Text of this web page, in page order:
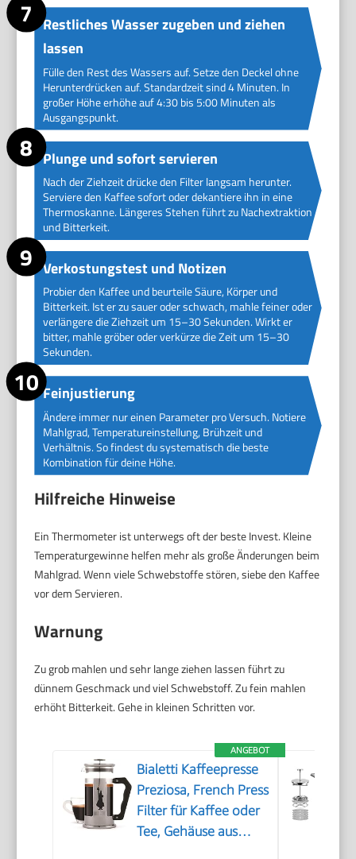
Restliches Wasser zugeben und ziehen
lassen
Fülle den Rest des Wassers auf. Setze den Deckel ohne
Herunterdrücken auf. Standardzeit sind 4 Minuten. In
großer Höhe erhöhe auf 4:30 bis 5:00 Minuten als
Ausgangspunkt.
Plunge und sofort servieren
Nach der Ziehzeit drücke den Filter langsam herunter.
Serviere den Kaffee sofort oder dekantiere ihn in eine
Thermoskanne. Längeres Stehen führt zu Nachextraktion
und Bitterkeit.
Verkostungstest und Notizen
Probier den Kaffee und beurteile Säure, Körper und
Bitterkeit. Ist er zu sauer oder schwach, mahle feiner oder
verlängere die Ziehzeit um 15–30 Sekunden. Wirkt er
bitter, mahle gröber oder verkürze die Zeit um 15–30
Sekunden.
Feinjustierung
Ändere immer nur einen Parameter pro Versuch. Notiere
Mahlgrad, Temperatureinstellung, Brühzeit und
Verhältnis. So findest du systematisch die beste
Kombination für deine Höhe.
Hilfreiche Hinweise
Ein Thermometer ist unterwegs oft der beste Invest. Kleine
Temperaturgewinne helfen mehr als große Änderungen beim
Mahlgrad. Wenn viele Schwebstoffe stören, siebe den Kaffee
vor dem Servieren.
Warnung
Zu grob mahlen und sehr lange ziehen lassen führt zu
dünnem Geschmack und viel Schwebstoff. Zu fein mahlen
erhöht Bitterkeit. Gehe in kleinen Schritten vor.
ANGEBOT
Bialetti Kaffeepresse
Preziosa, French Press
Filter für Kaffee oder
Tee, Gehäuse aus